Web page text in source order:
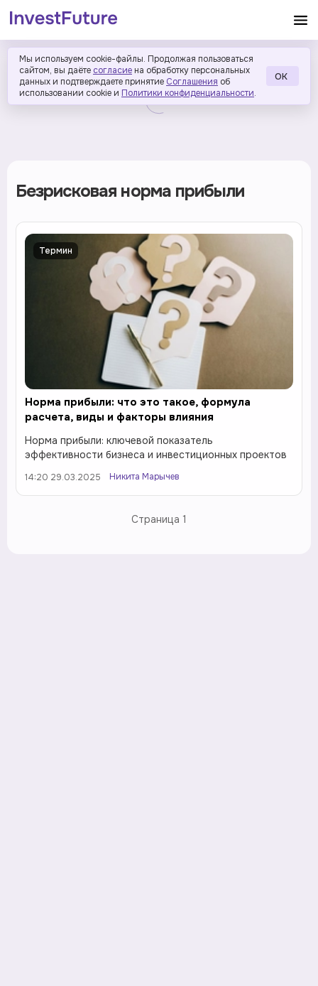
Мы используем cookie-файлы. Продолжая пользоваться
сайтом, вы даёте согласие на обработку персональных
данных и подтверждаете принятие Соглашения об
использовании cookie и Политики конфиденциальности.
ОК
Безрисковая норма прибыли
Термин
Норма прибыли: что это такое, формула
расчета, виды и факторы влияния
Норма прибыли: ключевой показатель
эффективности бизнеса и инвестиционных проектов
14:20 29.03.2025 Никита Марычев
Страница 1